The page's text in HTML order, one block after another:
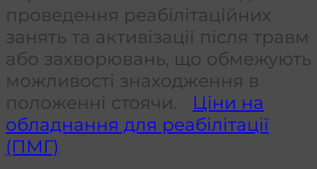
проведення реабілітаційних
занять та активізації після травм
або захворювань, що обмежують
можливості знаходження в
положенні стоячи.
Ціни на
обладнання для реабілітації
(ПМГ)